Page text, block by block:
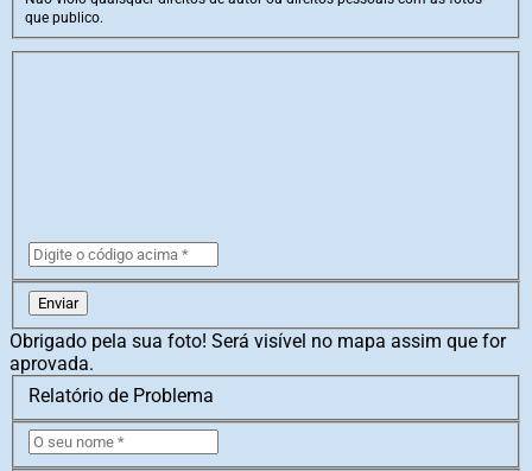
que publico.
Enviar
Obrigado pela sua foto! Será visível no mapa assim que for
aprovada.
Relatório de Problema